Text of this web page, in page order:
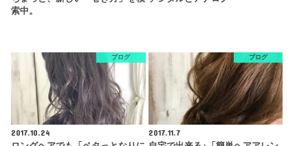
索中。
ブログ
2017.10.24
ブログ
2017.11.7